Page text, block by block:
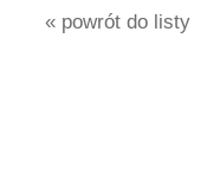
« powrót do listy